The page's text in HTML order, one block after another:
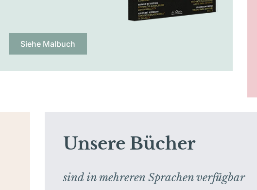
Siehe Malbuch
Unsere Bücher
sind in mehreren Sprachen verfügbar